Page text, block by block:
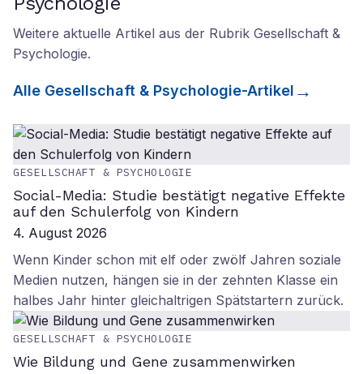
Weitere aktuelle Artikel aus der Rubrik Gesellschaft &
Psychologie.
Alle Gesellschaft & Psychologie-Artikel
GESELLSCHAFT & PSYCHOLOGIE
Social-Media: Studie bestätigt negative Effekte
auf den Schulerfolg von Kindern
4. August 2026
Wenn Kinder schon mit elf oder zwölf Jahren soziale
Medien nutzen, hängen sie in der zehnten Klasse ein
halbes Jahr hinter gleichaltrigen Spätstartern zurück.
GESELLSCHAFT & PSYCHOLOGIE
Wie Bildung und Gene zusammenwirken